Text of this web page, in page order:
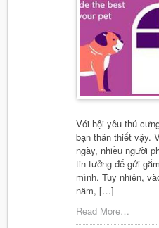
Với hội yêu thú
bạn thân thiết vậy.
ngày, nhiều người
tin tưởng để gửi
mình. Tuy nhiên,
năm, […]
Read More…